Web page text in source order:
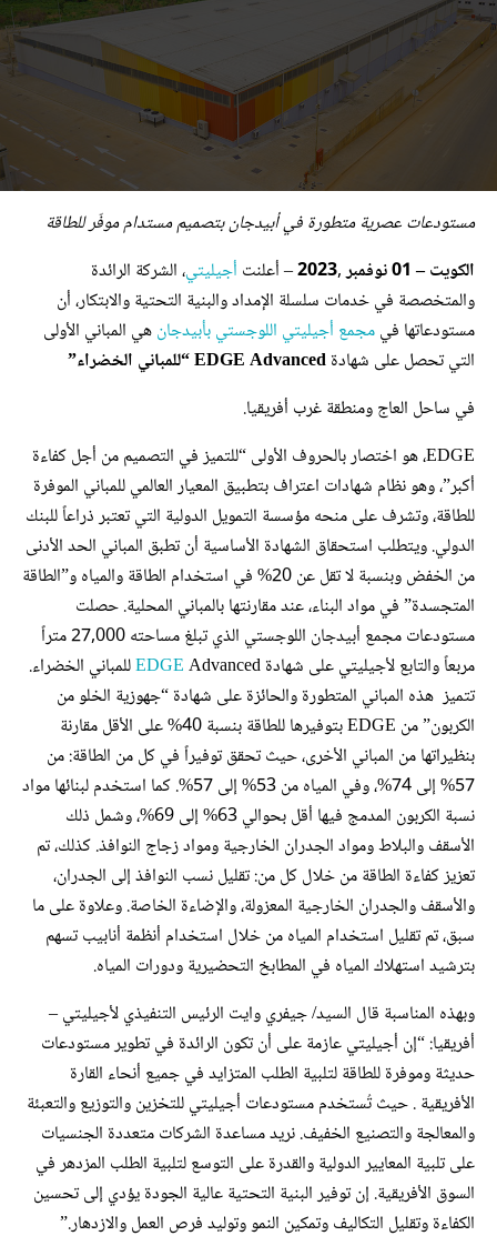
مستودعات عصرية متطورة في أبيدجان بتصميم مستدام موفّر للطاقة
الكويت–
01نوفمبر,
2023 – أعلنت أجيليتي، الشركة الرائدة
والمتخصصة في خدمات سلسلة الإمداد والبنية التحتية والابتكار، أن
مستودعاتها فيمجمع أجيليتي اللوجستي بأبيدجانهي المباني الأولى
التي تحصل على شهادةEDGE Advanced“للمباني الخضراء”
في ساحل العاج ومنطقة غرب أفريقيا.
EDGE، هو اختصار بالحروف الأولى “للتميز في التصميم من أجل كفاءة
أكبر”، وهو نظام شهادات اعتراف بتطبيق المعيار العالمي للمباني الموفرة
للطاقة، وتشرف على منحه مؤسسة التمويل الدولية التي تعتبر ذراعاً للبنك
الدولي. ويتطلب استحقاق الشهادة الأساسية أن تطبق المباني الحد الأدنى
من الخفض وبنسبة لا تقل عن 20% في استخدام الطاقة والمياه و”الطاقة
المتجسدة” في مواد البناء، عند مقارنتها بالمباني المحلية. حصلت
مستودعات مجمع أبيدجان اللوجستي الذي تبلغ مساحته 27,000 متراً
مربعاً والتابع لأجيليتي على شهادة
EDGEAdvanced للمباني الخضراء.
تتميز هذه المباني المتطورة والحائزة على شهادة “جهوزية الخلو من
الكربون” من EDGE بتوفيرها للطاقة بنسبة 40% على الأقل مقارنة
بنظيراتها من المباني الأخرى، حيث تحقق توفيراً في كل من الطاقة: من
57% إلى 74%، وفي المياه من 53% إلى 57%. كما استخدم لبنائها مواد
نسبة الكربون المدمج فيها أقل بحوالي 63% إلى 69%، وشمل ذلك
الأسقف والبلاط ومواد الجدران الخارجية ومواد زجاج النوافذ. كذلك، تم
تعزيز كفاءة الطاقة من خلال كل من: تقليل نسب النوافذ إلى الجدران،
والأسقف والجدران الخارجية المعزولة، والإضاءة الخاصة. وعلاوة على ما
سبق، تم تقليل استخدام المياه من خلال استخدام أنظمة أنابيب تسهم
بترشيد استهلاك المياه في المطابخ التحضيرية ودورات المياه.
وبهذه المناسبة قال السيد/ جيفري وايت الرئيس التنفيذي لأجيليتي –
أفريقيا: “إن أجيليتي عازمة على أن تكون الرائدة في تطوير مستودعات
حديثة وموفرة للطاقة لتلبية الطلب المتزايد في جميع أنحاء القارة
الأفريقية . حيث تُستخدم مستودعات أجيليتي للتخزين والتوزيع والتعبئة
والمعالجة والتصنيع الخفيف. نريد مساعدة الشركات متعددة الجنسيات
على تلبية المعايير الدولية والقدرة على التوسع لتلبية الطلب المزدهر في
السوق الأفريقية. إن توفير البنية التحتية عالية الجودة يؤدي إلى تحسين
الكفاءة وتقليل التكاليف وتمكين النمو وتوليد فرص العمل والازدهار.”